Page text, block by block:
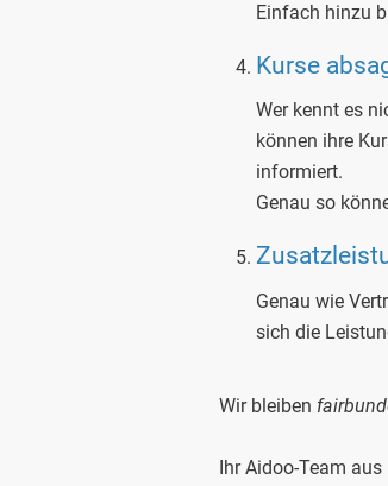
Einfach hinzu
Kurse
Wer kennt es
können ihre
informiert.
Genau so
Genau wie
sich die
Wir bleiben
Ihr Aidoo-Team aus